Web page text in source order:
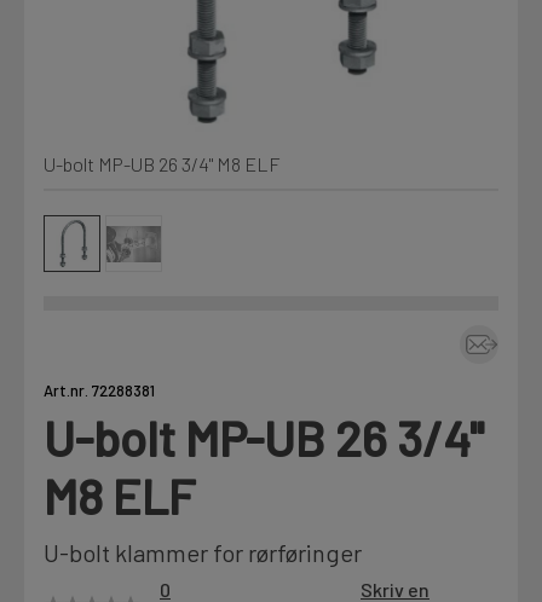
Kjemi, vindsperre og branntetting
Installasjon
Fag
Motek
Mine henvendelser
Prislister
Firmainformasjon
LOGG UT
U-bolt MP-UB 26 3/4" M8 ELF
Art.nr. 72288381
U-bolt MP-UB 26 3/4"
M8 ELF
U-bolt klammer for rørføringer
0
Skriv en